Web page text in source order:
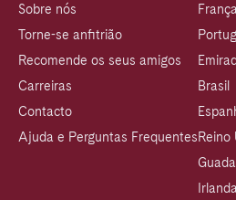
Sobre nós
Torne-se anfitrião
Recomende os seus amigos
Carreiras
Contacto
Ajuda e Perguntas Frequentes
França
Brasil
Reino
Irlanda